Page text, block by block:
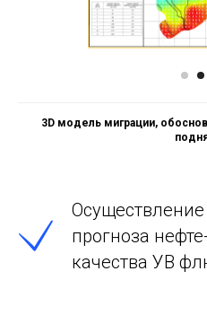
Модели формирования УВ
прогноза
качества УВ